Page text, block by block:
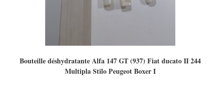
Bouteille déshydratante Alfa 147 GT (937) Fiat ducato II 244
Multipla Stilo Peugeot Boxer I